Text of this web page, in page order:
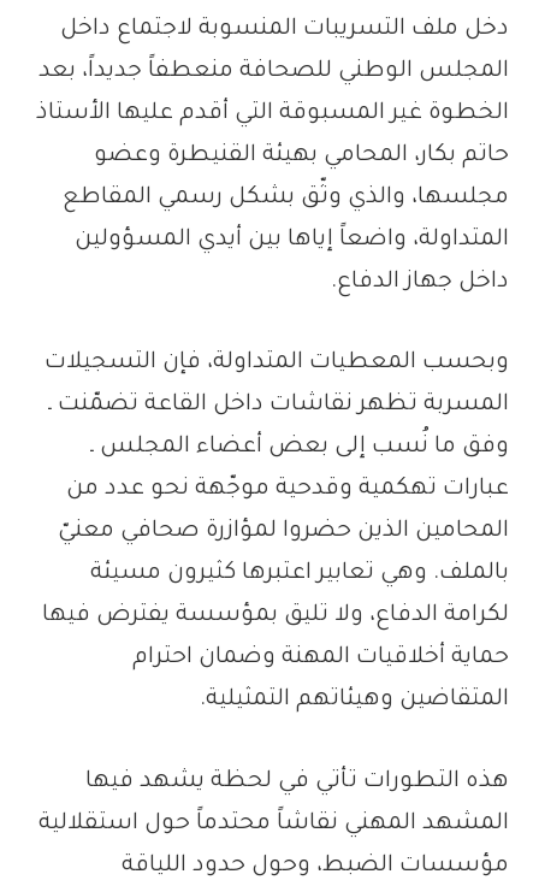
دخل ملف التسريبات المنسوبة لاجتماع داخل
المجلس الوطني للصحافة منعطفاً جديداً، بعد
الخطوة غير المسبوقة التي أقدم عليها الأستاذ
حاتم بكار، المحامي بهيئة القنيطرة وعضو
مجلسها، والذي وثّق بشكل رسمي المقاطع
المتداولة، واضعاً إياها بين أيدي المسؤولين
داخل جهاز الدفاع.
وبحسب المعطيات المتداولة، فإن التسجيلات
المسربة تظهر نقاشات داخل القاعة تضمّنت ـ
وفق ما نُسب إلى بعض أعضاء المجلس ـ
عبارات تهكمية وقدحية موجّهة نحو عدد من
المحامين الذين حضروا لمؤازرة صحافي معنيّ
بالملف. وهي تعابير اعتبرها كثيرون مسيئة
لكرامة الدفاع، ولا تليق بمؤسسة يفترض فيها
حماية أخلاقيات المهنة وضمان احترام
المتقاضين وهيئاتهم التمثيلية.
هذه التطورات تأتي في لحظة يشهد فيها
المشهد المهني نقاشاً محتدماً حول استقلالية
مؤسسات الضبط، وحول حدود اللياقة